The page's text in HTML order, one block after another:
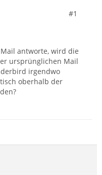
#1
antworte, wird die
ursprünglichen Mail
irgendwo
oberhalb der